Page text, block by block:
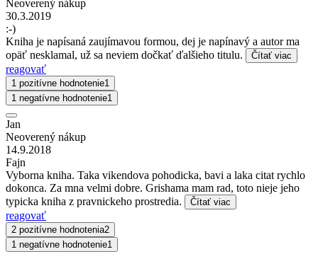
Neoverený nákup
30.3.2019
:-)
Kniha je napísaná zaujímavou formou, dej je napínavý a autor ma
opäť nesklamal, už sa neviem dočkať ďalšieho titulu.
Čítať viac
reagovať
1 pozitívne hodnotenie1
1 negatívne hodnotenie1
Jan
Neoverený nákup
14.9.2018
Fajn
Vyborna kniha. Taka vikendova pohodicka, bavi a laka citat rychlo
dokonca. Za mna velmi dobre. Grishama mam rad, toto nieje jeho
typicka kniha z pravnickeho prostredia.
Čítať viac
reagovať
2 pozitívne hodnotenia2
1 negatívne hodnotenie1